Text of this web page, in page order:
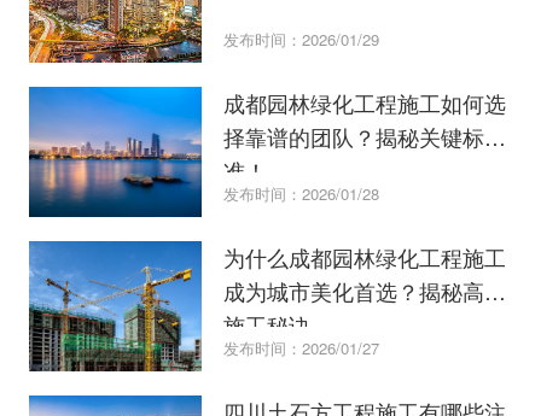
发布时间：2026/01/29
成都园林绿化工程施工如何选
择靠谱的团队？揭秘关键标
准！
发布时间：2026/01/28
为什么成都园林绿化工程施工
成为城市美化首选？揭秘高效
施工秘诀。
发布时间：2026/01/27